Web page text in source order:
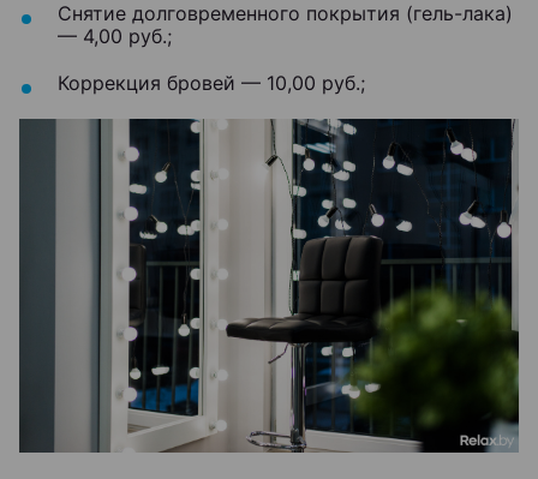
Снятие долговременного покрытия (гель-лака)
— 4,00 руб.;
Коррекция бровей — 10,00 руб.;